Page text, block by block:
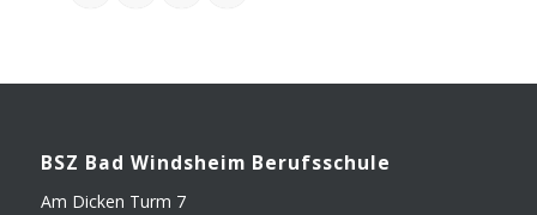
BSZ Bad Winds­heim Berufsschule
Am Dicken Turm 7